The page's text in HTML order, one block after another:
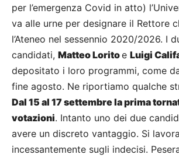
per l’emergenza Covid in atto)
va alle urne per designare il Rettore
l’Ateneo nel sessennio 2020/2026. I
candidati, Matteo Loritoe Luigi
depositato i loro programmi, come
fine agosto. Ne riportiamo qualche
Dal 15 al 17 settembre la prima
votazioni. Intanto uno dei due
avere un discreto vantaggio. Si lavora
incessantemente sugli indecisi.